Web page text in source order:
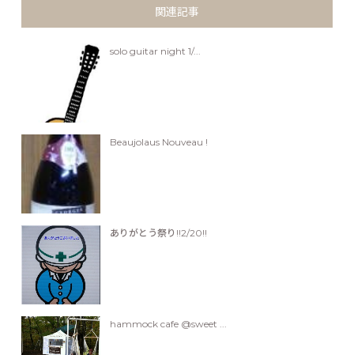
関連記事
solo guitar night 1/...
Beaujolaus Nouveau !
ありがとう祭り!!2/20!!
hammock cafe @sweet ...